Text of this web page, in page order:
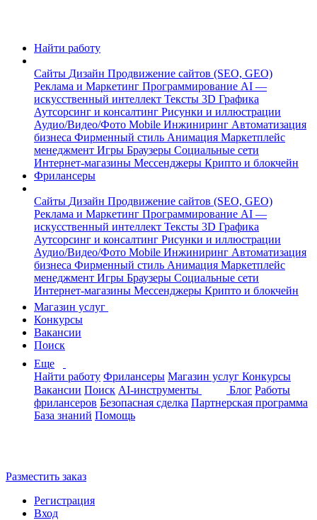
Найти работу
Сайты Дизайн Продвижение сайтов (SEO, GEO)
Реклама и Маркетинг Программирование AI —
искусственный интеллект Тексты 3D Графика
Аутсорсинг и консалтинг Рисунки и иллюстрации
Аудио/Видео/Фото Mobile Инжиниринг Автоматизация
бизнеса Фирменный стиль Анимация Маркетплейс
менеджмент Игры Браузеры Социальные сети
Интернет-магазины Мессенджеры Крипто и блокчейн
Фрилансеры
Сайты Дизайн Продвижение сайтов (SEO, GEO)
Реклама и Маркетинг Программирование AI —
искусственный интеллект Тексты 3D Графика
Аутсорсинг и консалтинг Рисунки и иллюстрации
Аудио/Видео/Фото Mobile Инжиниринг Автоматизация
бизнеса Фирменный стиль Анимация Маркетплейс
менеджмент Игры Браузеры Социальные сети
Интернет-магазины Мессенджеры Крипто и блокчейн
Магазин услуг
Конкурсы
Вакансии
Поиск
Еще
Найти работу Фрилансеры Магазин услуг Конкурсы
Вакансии Поиск AI-инструменты Блог Работы
фрилансеров Безопасная сделка Партнерская программа
База знаний Помощь
Разместить заказ
Регистрация
Вход